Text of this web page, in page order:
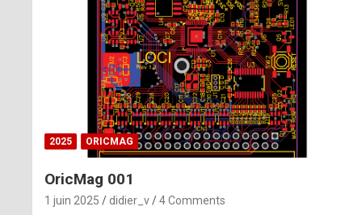
2025 ORICMAG
OricMag 001
1 juin 2025 didier_v 4 Comments